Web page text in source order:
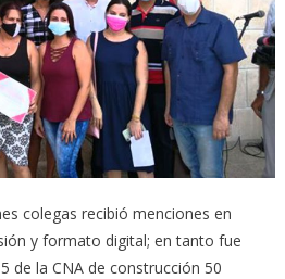
colegas recibió menciones en
y formato digital; en tanto fue
de la CNA de construcción 50